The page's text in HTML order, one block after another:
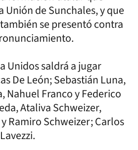
Unión de Sunchales, y que
se presentó contra
Unidos saldrá a jugar
De León; Sebastián Luna,
Nahuel Franco y Federico
Ataliva Schweizer,
Ramiro Schweizer; Carlos